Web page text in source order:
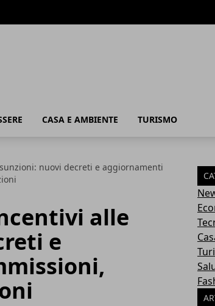
CASA E AMBIENTE TURISMO
nuovi decreti e aggiornamenti
alle
e